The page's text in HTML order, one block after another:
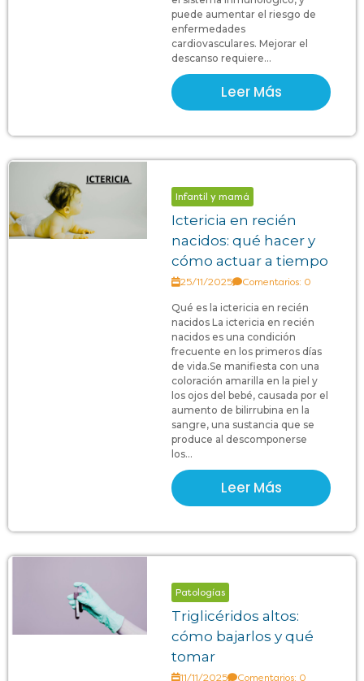
puede aumentar el riesgo de
enfermedades
cardiovasculares. Mejorar el
descanso requiere...
Leer Más
Infantil y mamá
Ictericia en recién
nacidos: qué hacer y
cómo actuar a tiempo
25/11/2025 Comentarios: 0
Qué es la ictericia en recién
nacidos La ictericia en recién
nacidos es una condición
frecuente en los primeros días
de vida.Se manifiesta con una
coloración amarilla en la piel y
los ojos del bebé, causada por el
aumento de bilirrubina en la
sangre, una sustancia que se
produce al descomponerse
los...
Leer Más
Patologías
Triglicéridos altos:
cómo bajarlos y qué
tomar
11/11/2025 Comentarios: 0